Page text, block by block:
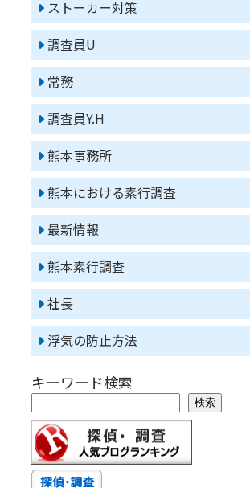
ストーカー対策
調査員U
常務
調査員Y.H
熊本事務所
熊本における素行調査
最新情報
熊本素行調査
社長
浮気の防止方法
キーワード検索
検索